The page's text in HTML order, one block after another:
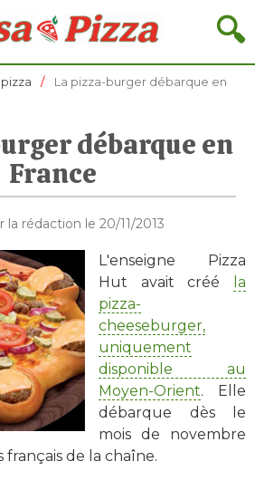
🔍
La pizza-burger débarque en
débarque en
France
la rédaction le 20/11/2013
L'enseigne Pizza
Hut avait créé
la
pizza-
cheeseburger,
uniquement
disponible au
Moyen-Orient. Elle
débarque dès le
mois de novembre
français de la chaîne.